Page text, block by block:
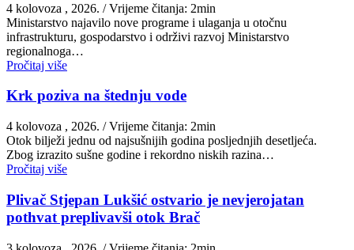
4 kolovoza , 2026. / Vrijeme čitanja: 2min
Ministarstvo najavilo nove programe i ulaganja u otočnu
infrastrukturu, gospodarstvo i održivi razvoj Ministarstvo
regionalnoga…
Pročitaj više
Krk poziva na štednju vode
4 kolovoza , 2026. / Vrijeme čitanja: 2min
Otok bilježi jednu od najsušnijih godina posljednjih desetljeća.
Zbog izrazito sušne godine i rekordno niskih razina…
Pročitaj više
Plivač Stjepan Lukšić ostvario je nevjerojatan
pothvat preplivavši otok Brač